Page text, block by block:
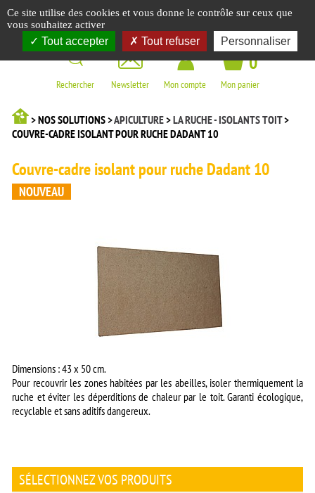
Rechercher Newsletter Mon compte Mon panier
0
> NOS SOLUTIONS >APICULTURE>LA RUCHE - ISOLANTS TOIT>
COUVRE-CADRE ISOLANT POUR RUCHE DADANT 10
Couvre-cadre isolant pour ruche Dadant 10
NOUVEAU
Dimensions : 43 x 50 cm.
Pour recouvrir les zones habitées par les abeilles, isoler thermiquement la
ruche et éviter les déperditions de chaleur par le toit. Garanti écologique,
recyclable et sans aditifs dangereux.
SÉLECTIONNEZ VOS PRODUITS
Panneau de gestion des cookies
Ce site utilise des cookies et vous donne le contrôle sur ceux que
vous souhaitez activer
Tout accepter Tout refuser Personnaliser